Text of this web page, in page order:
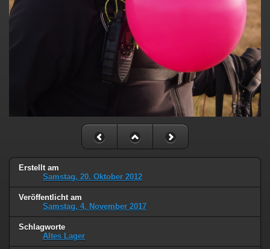
Erstellt am
Samstag, 20. Oktober 2012
Veröffentlicht am
Samstag, 4. November 2017
Schlagworte
Altes Lager